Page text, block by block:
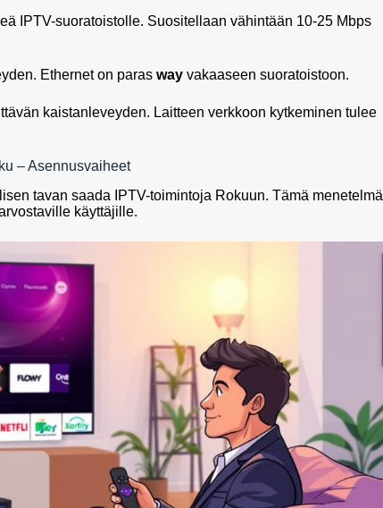
IPTV-suoratoistolle. Suositellaan vähintään 10-25 Mbps
Ethernet on paras way vakaaseen suoratoistoon.
kaistanleveyden. Laitteen verkkoon kytkeminen tulee
– Asennusvaiheet
tavan saada IPTV-toimintoja Rokuun. Tämä menetelmä
käyttäjille.